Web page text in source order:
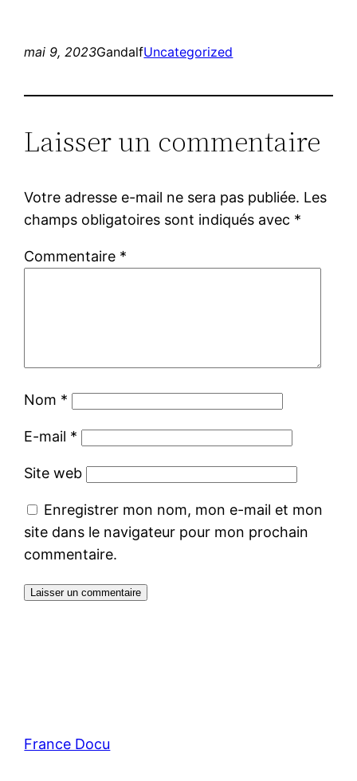
mai 9, 2023GandalfUncategorized
Laisser un commentaire
Votre adresse e-mail ne sera pas publiée. Les
champs obligatoires sont indiqués avec *
Commentaire *
Nom *
E-mail *
Site web
Enregistrer mon nom, mon e-mail et mon
site dans le navigateur pour mon prochain
commentaire.
France Docu